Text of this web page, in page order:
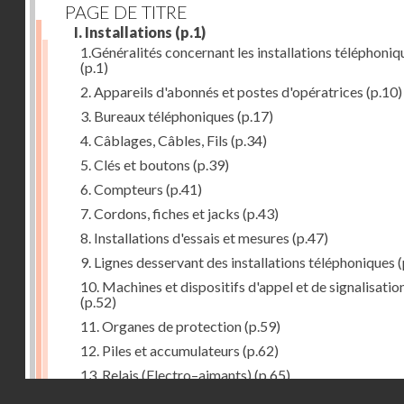
PAGE DE TITRE
I. Installations (p.1)
1.Généralités concernant les installations
(p.1)
2. Appareils d'abonnés et postes d'opératrices (p.10)
3. Bureaux téléphoniques (p.17)
4. Câblages, Câbles, Fils (p.34)
5. Clés et boutons (p.39)
6. Compteurs (p.41)
7. Cordons, fiches et jacks (p.43)
8. Installations d'essais et mesures (p.47)
9. Lignes desservant des installations téléphoniques
10. Machines et dispositifs d'appel et de
(p.52)
11. Organes de protection(p.59)
12. Piles et accumulateurs (p.62)
13. Relais (Electro–aimants) (p.65)